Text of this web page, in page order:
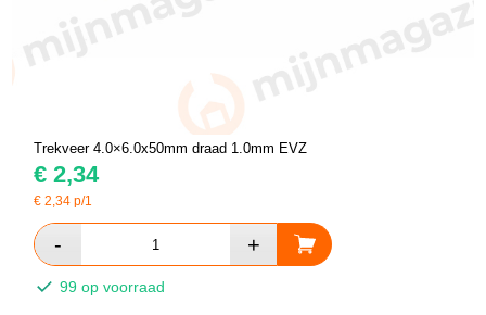
Trekveer 4.0×6.0x50mm draad 1.0mm EVZ
€ 2,34
€2,34 p/1
99 op voorraad